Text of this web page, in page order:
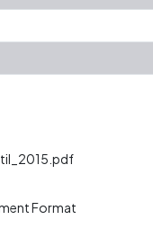
Format